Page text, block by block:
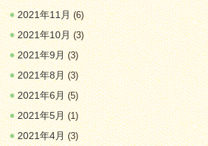
2021年11月(6)
2021年10月(3)
2021年9月(3)
2021年8月(3)
2021年6月(5)
2021年5月(1)
2021年4月(3)